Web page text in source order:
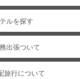
ルを探す
出張ついて
旅行について